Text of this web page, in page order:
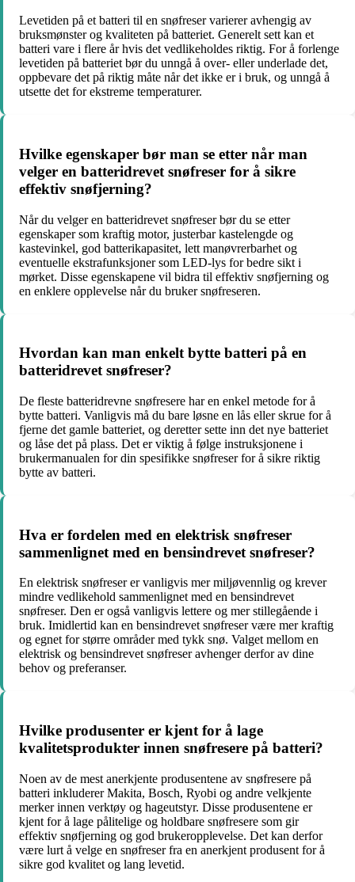
Levetiden på et batteri til en snøfreser varierer avhengig av
bruksmønster og kvaliteten på batteriet. Generelt sett kan et
batteri vare i flere år hvis det vedlikeholdes riktig. For å forlenge
levetiden på batteriet bør du unngå å over- eller underlade det,
oppbevare det på riktig måte når det ikke er i bruk, og unngå å
utsette det for ekstreme temperaturer.
Hvilke egenskaper bør man se etter når man
velger en batteridrevet snøfreser for å sikre
effektiv snøfjerning?
Når du velger en batteridrevet snøfreser bør du se etter
egenskaper som kraftig motor, justerbar kastelengde og
kastevinkel, god batterikapasitet, lett manøvrerbarhet og
eventuelle ekstrafunksjoner som LED-lys for bedre sikt i
mørket. Disse egenskapene vil bidra til effektiv snøfjerning og
en enklere opplevelse når du bruker snøfreseren.
Hvordan kan man enkelt bytte batteri på en
batteridrevet snøfreser?
De fleste batteridrevne snøfresere har en enkel metode for å
bytte batteri. Vanligvis må du bare løsne en lås eller skrue for å
fjerne det gamle batteriet, og deretter sette inn det nye batteriet
og låse det på plass. Det er viktig å følge instruksjonene i
brukermanualen for din spesifikke snøfreser for å sikre riktig
bytte av batteri.
Hva er fordelen med en elektrisk snøfreser
sammenlignet med en bensindrevet snøfreser?
En elektrisk snøfreser er vanligvis mer miljøvennlig og krever
mindre vedlikehold sammenlignet med en bensindrevet
snøfreser. Den er også vanligvis lettere og mer stillegående i
bruk. Imidlertid kan en bensindrevet snøfreser være mer kraftig
og egnet for større områder med tykk snø. Valget mellom en
elektrisk og bensindrevet snøfreser avhenger derfor av dine
behov og preferanser.
Hvilke produsenter er kjent for å lage
kvalitetsprodukter innen snøfresere på batteri?
Noen av de mest anerkjente produsentene av snøfresere på
batteri inkluderer Makita, Bosch, Ryobi og andre velkjente
merker innen verktøy og hageutstyr. Disse produsentene er
kjent for å lage pålitelige og holdbare snøfresere som gir
effektiv snøfjerning og god brukeropplevelse. Det kan derfor
være lurt å velge en snøfreser fra en anerkjent produsent for å
sikre god kvalitet og lang levetid.